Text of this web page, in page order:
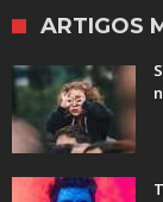
ARTIGOS